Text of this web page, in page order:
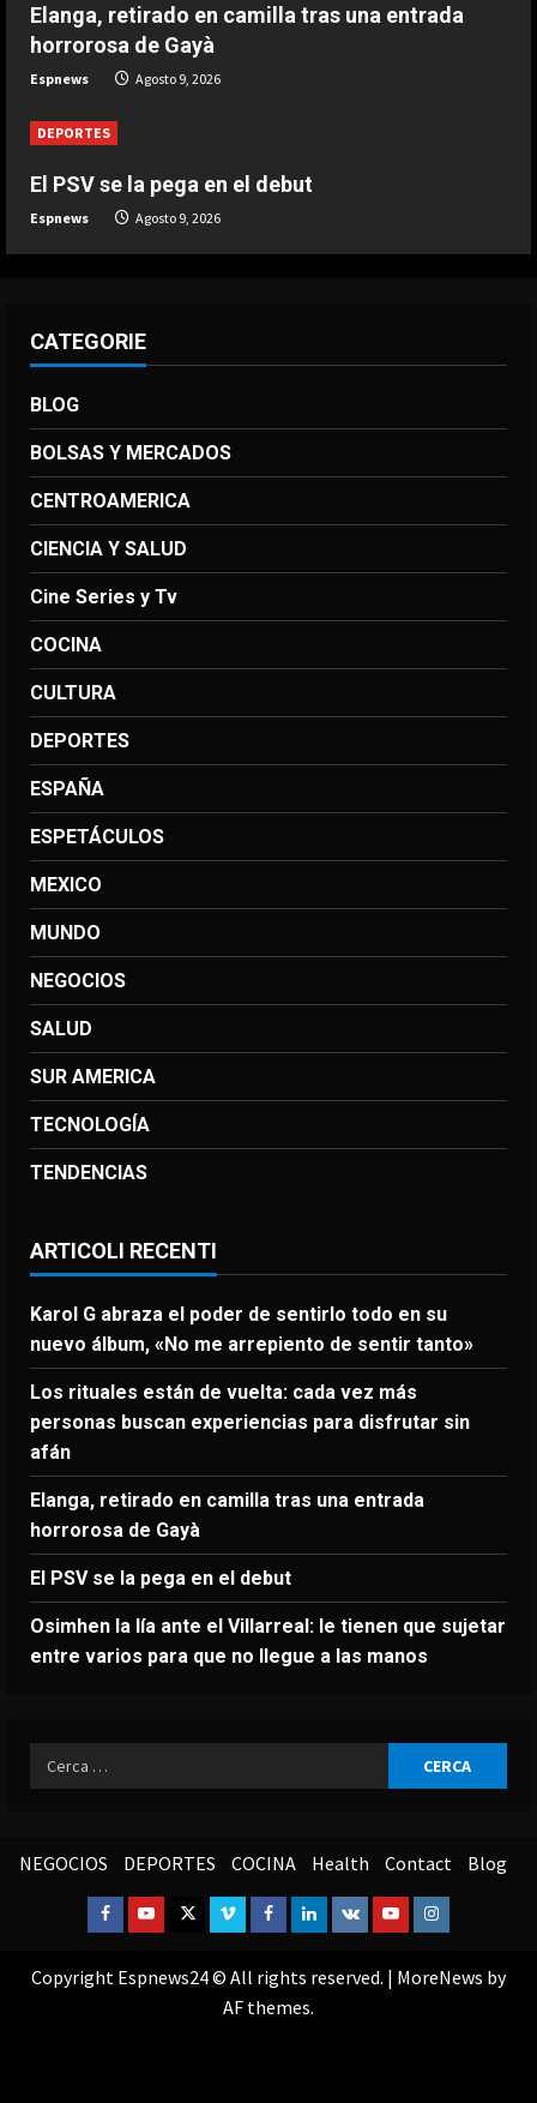
4 Agosto 9, 2026
5 Agosto 9, 2026
Elanga, retirado en camilla tras una entrada
horrorosa de Gayà
Espnews Agosto 9, 2026
DEPORTES
El PSV se la pega en el debut
Espnews Agosto 9, 2026
CATEGORIE
BLOG
BOLSAS Y MERCADOS
CENTROAMERICA
CIENCIA Y SALUD
Cine Series y Tv
COCINA
CULTURA
DEPORTES
ESPAÑA
ESPETÁCULOS
MEXICO
MUNDO
NEGOCIOS
SALUD
SUR AMERICA
TECNOLOGÍA
TENDENCIAS
ARTICOLI RECENTI
Karol G abraza el poder de sentirlo todo en su
nuevo álbum, «No me arrepiento de sentir tanto»
Los rituales están de vuelta: cada vez más
personas buscan experiencias para disfrutar sin
afán
Elanga, retirado en camilla tras una entrada
horrorosa de Gayà
El PSV se la pega en el debut
Osimhen la lía ante el Villarreal: le tienen que sujetar
entre varios para que no llegue a las manos
Ricerca
per:
NEGOCIOS DEPORTES COCINA Health Contact Blog
Facebook
YoutubeTwitterVimeoFacebook
Linkedin
VK YoutubeInstagram
Copyright Espnews24 © All rights reserved. | MoreNews by
AF themes.